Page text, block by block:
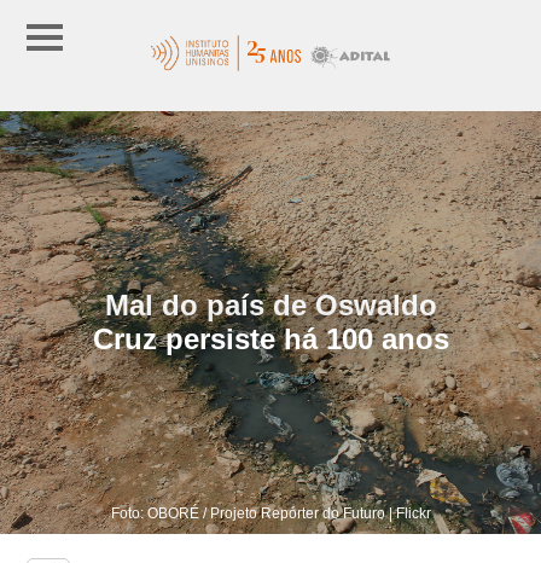
Mal do país de Oswaldo
Cruz persiste há 100 anos
Foto: OBORÉ / Projeto Repórter do Futuro | Flickr